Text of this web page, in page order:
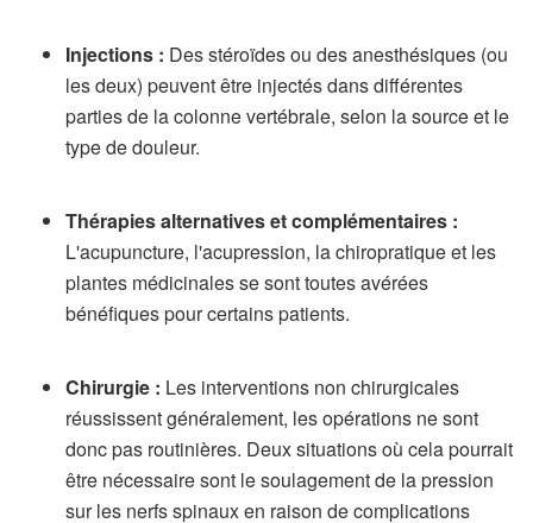
Injections : Des stéroïdes ou des anesthésiques (ou
les deux) peuvent être injectés dans différentes
parties de la colonne vertébrale, selon la source et le
type de douleur.
Thérapies alternatives et complémentaires :
L'acupuncture, l'acupression, la chiropratique et les
plantes médicinales se sont toutes avérées
bénéfiques pour certains patients.
Chirurgie : Les interventions non chirurgicales
réussissent généralement, les opérations ne sont
donc pas routinières. Deux situations où cela pourrait
être nécessaire sont le soulagement de la pression
sur les nerfs spinaux en raison de complications